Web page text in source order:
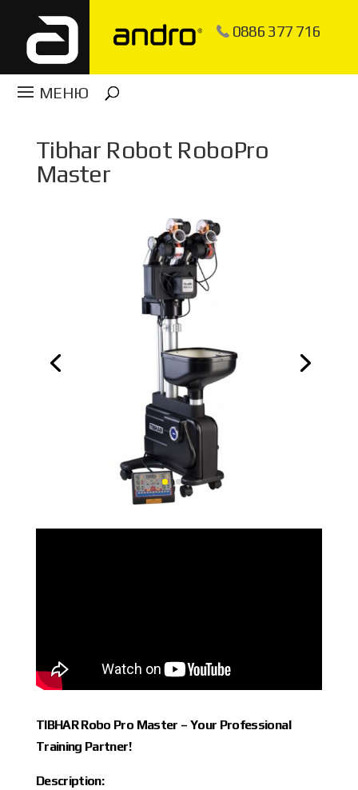
0886 377 716
Tibhar Robot RoboPro
Master
TIBHAR Robo Pro Master – Your Professional
Training Partner!
Description: